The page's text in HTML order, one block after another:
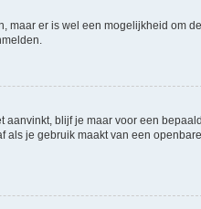
maar er is wel een mogelijkheid om
aanvinkt, blijf je maar voor een
je gebruik maakt van een